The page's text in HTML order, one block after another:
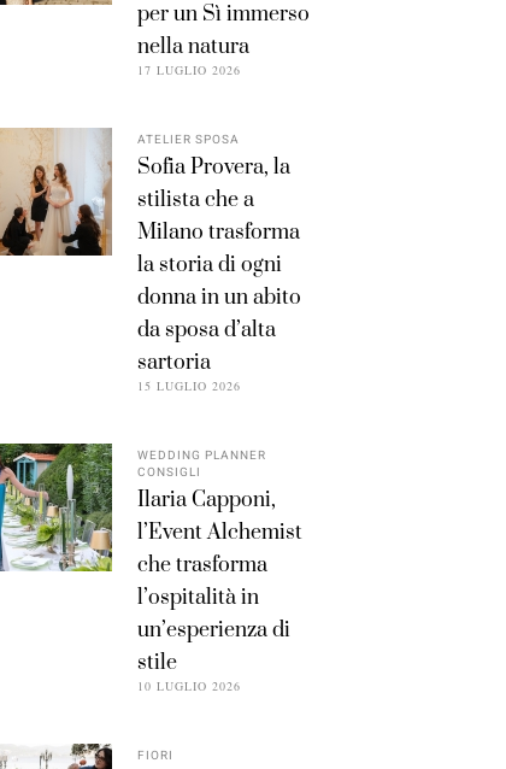
per un Sì immerso
nella natura
17 LUGLIO 2026
ATELIER SPOSA
Sofia Provera, la
stilista che a
Milano trasforma
la storia di ogni
donna in un abito
da sposa d’alta
sartoria
15 LUGLIO 2026
WEDDING PLANNER
CONSIGLI
Ilaria Capponi,
l’Event Alchemist
che trasforma
l’ospitalità in
un’esperienza di
stile
10 LUGLIO 2026
FIORI